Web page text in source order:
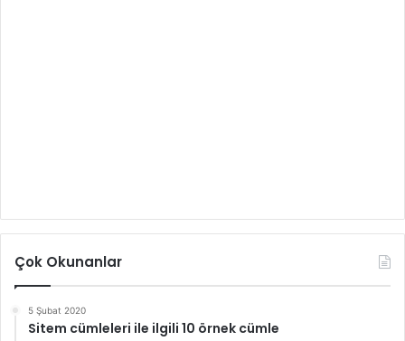
Çok Okunanlar
5 Şubat 2020
Sitem cümleleri ile ilgili 10 örnek cümle